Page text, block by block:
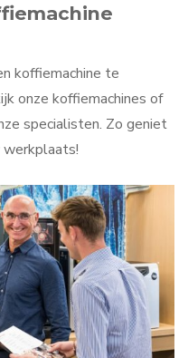
koffiemachine te
onze koffiemachines of
specialisten. Zo geniet